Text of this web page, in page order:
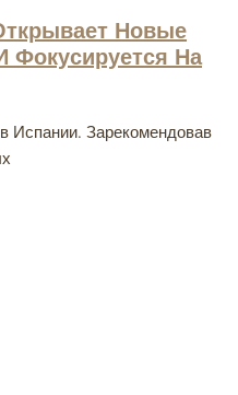
Новые
На
Испании. Зарекомендовав